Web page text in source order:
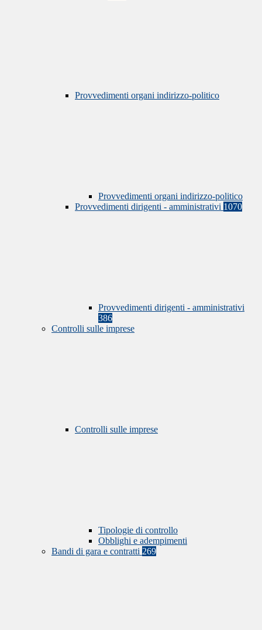
Provvedimenti organi indirizzo-politico
Provvedimenti organi indirizzo-politico
Provvedimenti dirigenti - amministrativi 1070
Provvedimenti dirigenti - amministrativi
386
Controlli sulle imprese
Controlli sulle imprese
Tipologie di controllo
Obblighi e adempimenti
Bandi di gara e contratti 269